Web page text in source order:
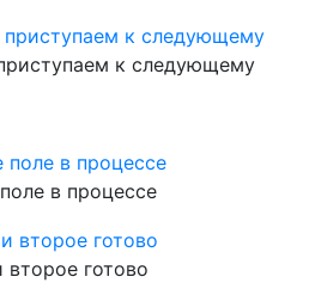
к следующему
в процессе
второе готово